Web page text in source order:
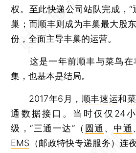
权。至此快递公司站队完成，“
巢；而顺丰则成为丰巢最大股
份，全面主导丰巢的运营。
这是一年前顺丰与菜鸟在
集，也基本是结局。
2017年6月， 顺丰速运和
通数据接口。当时仅仅24
级，“三通一达”（ 圆通 、 中通
EMS （邮政特快专递服务）连